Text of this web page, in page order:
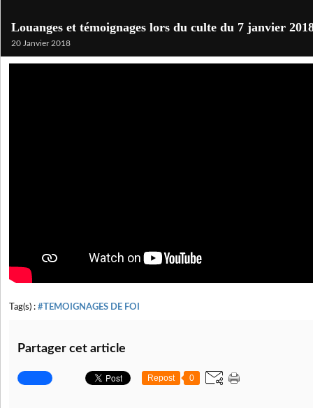
Louanges et témoignages lors du culte du 7 janvier
20 Janvier 2018
Tag(s) : #TEMOIGNAGES DE FOI
Partager cet article
Repost 0